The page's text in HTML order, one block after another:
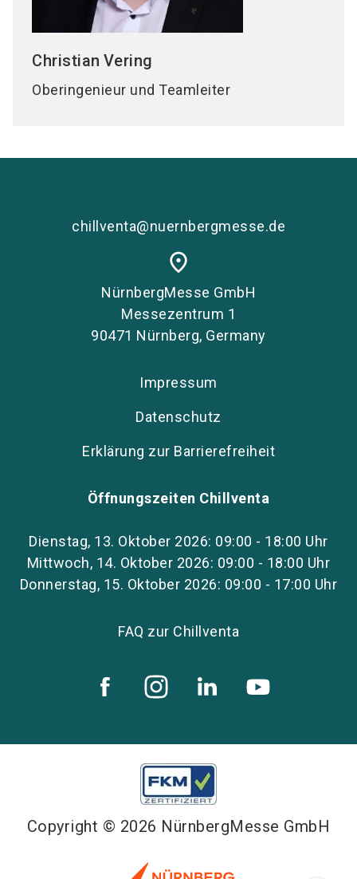
Christian Vering
Oberingenieur und Teamleiter
chillventa@nuernbergmesse.de
place
NürnbergMesse GmbH
Messezentrum 1
90471 Nürnberg, Germany
Impressum
Datenschutz
Erklärung zur Barrierefreiheit
Öffnungszeiten Chillventa
Dienstag, 13. Oktober 2026: 09:00 - 18:00 Uhr
Mittwoch, 14. Oktober 2026: 09:00 - 18:00 Uhr
Donnerstag, 15. Oktober 2026: 09:00 - 17:00 Uhr
FAQ zur Chillventa
Copyright © 2026 NürnbergMesse GmbH